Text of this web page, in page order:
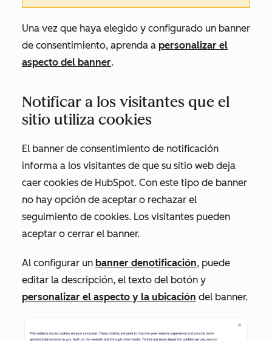
Una vez que haya elegido y configurado un banner
de consentimiento, aprenda a personalizar el
aspecto del banner.
Notificar a los visitantes que el
sitio utiliza cookies
El banner de consentimiento de notificación
informa a los visitantes de que su sitio web deja
caer cookies de HubSpot. Con este tipo de banner
no hay opción de aceptar o rechazar el
seguimiento de cookies. Los visitantes pueden
aceptar o cerrar el banner.
Al configurar un banner denotificación, puede
editar la descripción, el texto del botón y
personalizar el aspecto y la ubicación del banner.